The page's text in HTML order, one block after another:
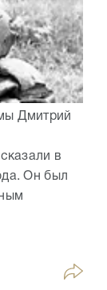
Дмитрий
в
Он был